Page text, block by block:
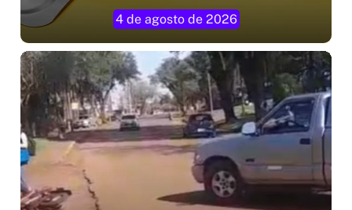
4 de agosto de 2026